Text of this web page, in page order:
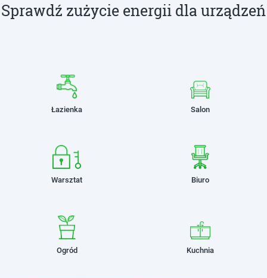
Sprawdź zużycie energii dla urządzeń
Łazienka Salon
Warsztat Biuro
Ogród Kuchnia